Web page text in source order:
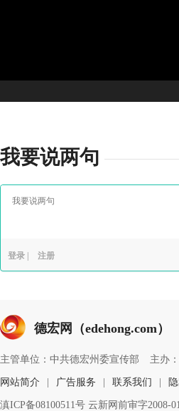
我要说两句
登录 注册
德宏网（edehong.com）
主管单位：中共德宏州委宣传部 主办
网站简介 广告服务 联系我们
滇ICP备08100511号 云新网前审字2008-